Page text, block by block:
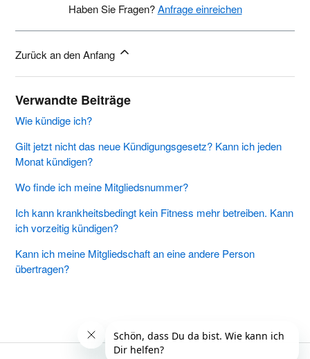
Haben Sie Fragen?Anfrage einreichen
Zurück an den Anfang
Verwandte Beiträge
Wie kündige ich?
Gilt jetzt nicht das neue Kündigungsgesetz? Kann ich jeden
Monat kündigen?
Wo finde ich meine Mitgliedsnummer?
Ich kann krankheitsbedingt kein Fitness mehr betreiben. Kann
ich vorzeitig kündigen?
Kann ich meine Mitgliedschaft an eine andere Person
übertragen?